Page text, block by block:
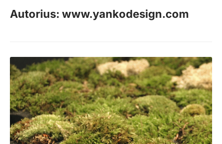
Autorius: www.yankodesign.com